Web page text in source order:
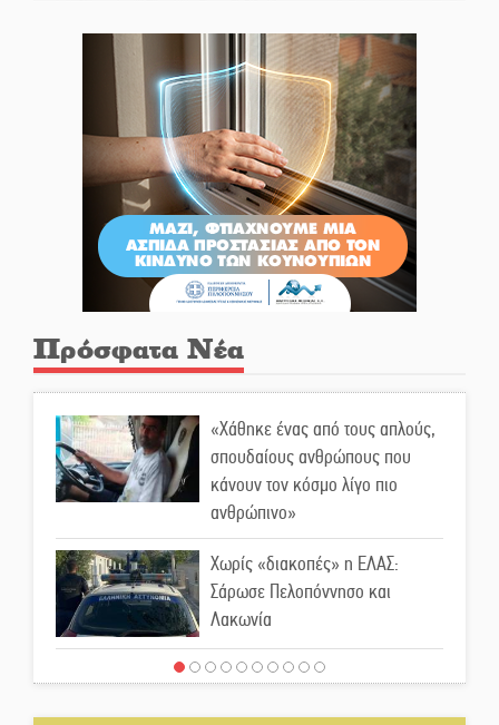
Πρόσφατα Νέα
«Χάθηκε ένας από τους απλούς,
σπουδαίους ανθρώπους που
κάνουν τον κόσμο λίγο πιο
ανθρώπινο»
Χωρίς «διακοπές» η ΕΛΑΣ:
Σάρωσε Πελοπόννησο και
Λακωνία
«Έφυγε» ένας γνήσιος Δάσκαλος